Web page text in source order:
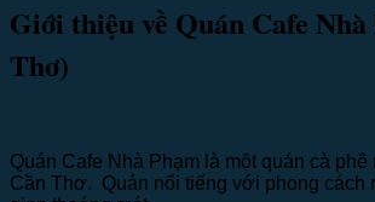
Giới thiệu về Quán Cafe
Thơ)
Quán Cafe Nhà Phạm là một quán cà phê
Cần Thơ. Quán nổi tiếng với phong cách